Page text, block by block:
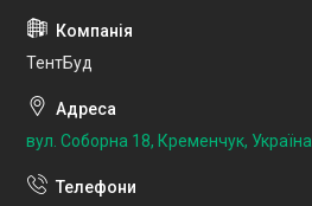
ТентБуд
вул. Соборна 18, Кременчук, Україна